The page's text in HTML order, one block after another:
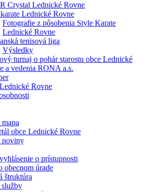
Crystal Lednické Rovne
Lednické Rovne
Fotografie z pôsobenia Style Karate
Lednické Rovne
tenisová liga
Výsledky
turnaj o pohár starostu obce Lednické
a vedenia RONA a.s.
Rovne
obce Lednické Rovne
noviny
o prístupnosti
obecnom úrade
štruktúra